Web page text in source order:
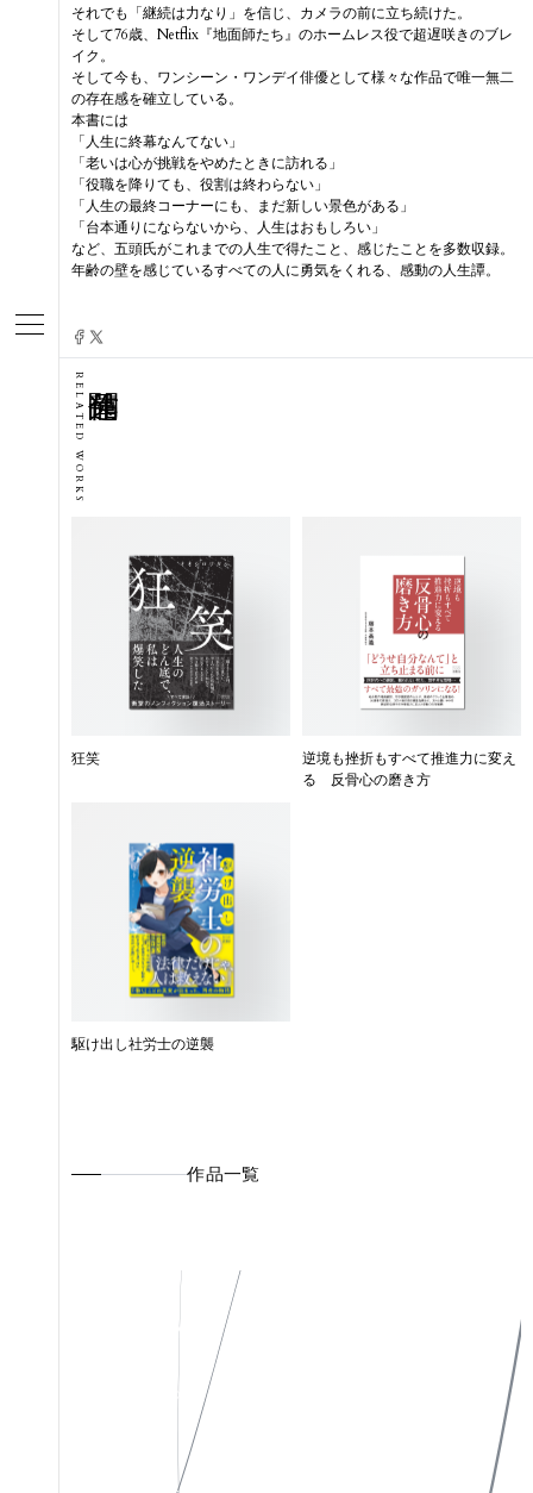
それでも「継続は力なり」を信じ、カメラの前に立ち続けた。
そして76歳、Netflix『地面師たち』のホームレス役で超遅咲きのブレ
イク。
そして今も、ワンシーン・ワンデイ俳優として様々な作品で唯一無二
の存在感を確立している。
本書には
「人生に終幕なんてない」
「老いは心が挑戦をやめたときに訪れる」
「役職を降りても、役割は終わらない」
「人生の最終コーナーにも、まだ新しい景色がある」
「台本通りにならないから、人生はおもしろい」
など、五頭氏がこれまでの人生で得たこと、感じたことを多数収録。
年齢の壁を感じているすべての人に勇気をくれる、感動の人生譚。
RELATED WORKS
狂笑
逆境も挫折もすべて推進力に変え
る 反骨心の磨き方
駆け出し社労士の逆襲
作品一覧
私たちについて